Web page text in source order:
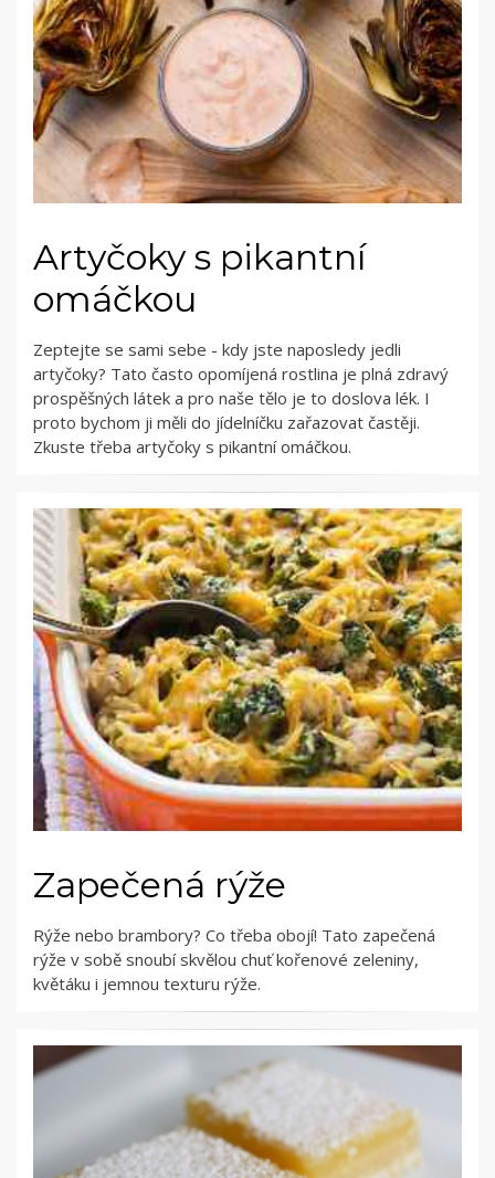
Artyčoky s pikantní
omáčkou
Zeptejte se sami sebe - kdy jste naposledy jedli
artyčoky? Tato často opomíjená rostlina je plná zdravý
prospěšných látek a pro naše tělo je to doslova lék. I
proto bychom ji měli do jídelníčku zařazovat častěji.
Zkuste třeba artyčoky s pikantní omáčkou.
Zapečená rýže
Rýže nebo brambory? Co třeba obojí! Tato zapečená
rýže v sobě snoubí skvělou chuť kořenové zeleniny,
květáku i jemnou texturu rýže.